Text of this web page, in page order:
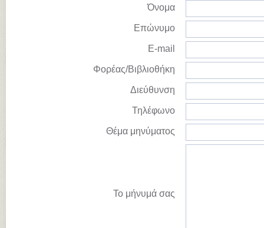
Όνομα
Επώνυμο
E-mail
Φορέας/Βιβλιοθήκη
Διεύθυνση
Τηλέφωνο
Θέμα μηνύματος
Το μήνυμά σας